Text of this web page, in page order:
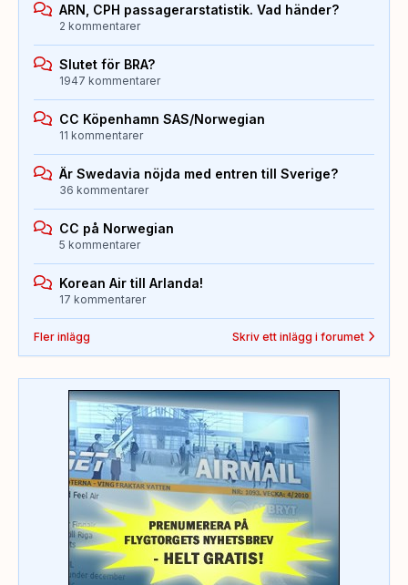
ARN, CPH passagerarstatistik. Vad händer?
2 kommentarer
Slutet för BRA?
1947 kommentarer
CC Köpenhamn SAS/Norwegian
11 kommentarer
Är Swedavia nöjda med entren till Sverige?
36 kommentarer
CC på Norwegian
5 kommentarer
Korean Air till Arlanda!
17 kommentarer
Fler inlägg Skriv ett inlägg i forumet